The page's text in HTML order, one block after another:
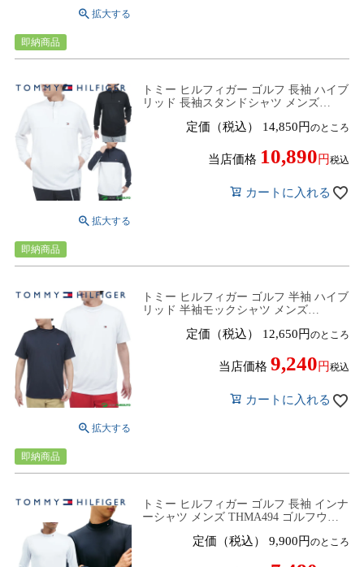
即納商品
トミー ヒルフィガー ゴルフ 長袖 ハイブ
リッド 長袖スタンドシャツ メンズ
年春夏モデル TOMMY HILFIGER 春夏
定価（税込） 14,850 のところ
当店価格 10,890 税込
カートに入れる
即納商品
トミー ヒルフィガー ゴルフ 半袖 ハイブ
リッド 半袖モックシャツ メンズ
年春夏モデル TOMMY HILFIGER 春夏
定価（税込） 12,650 のところ
当店価格 9,240 税込
カートに入れる
即納商品
トミー ヒルフィガー ゴルフ 長袖 インナ
ーシャツ メンズ THMA494 ゴルフウェ
HILFIGER 春夏ウェア アンダーウェア
定価（税込） 9,900 のところ